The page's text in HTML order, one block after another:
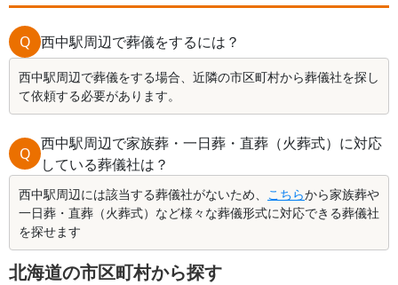
Q 西中駅周辺で葬儀をするには？
西中駅周辺で葬儀をする場合、近隣の市区町村から葬儀社を探し
て依頼する必要があります。
Q
西中駅周辺で家族葬・一日葬・直葬（火葬式）に対応
している葬儀社は？
西中駅周辺には該当する葬儀社がないため、 こちらから家族葬や
一日葬・直葬（火葬式）など様々な葬儀形式に対応できる葬儀社
を探せます
北海道の市区町村から探す